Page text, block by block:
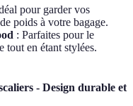
pour garder vos
poids à votre bagage.
: Parfaites pour le
tout en étant stylées.
- Design durable et